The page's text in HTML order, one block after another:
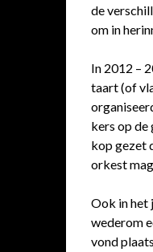
de
om in
In 2012 –
taart (of
kers op de
kop gezet
orkest
Ook in het
wederom
vond